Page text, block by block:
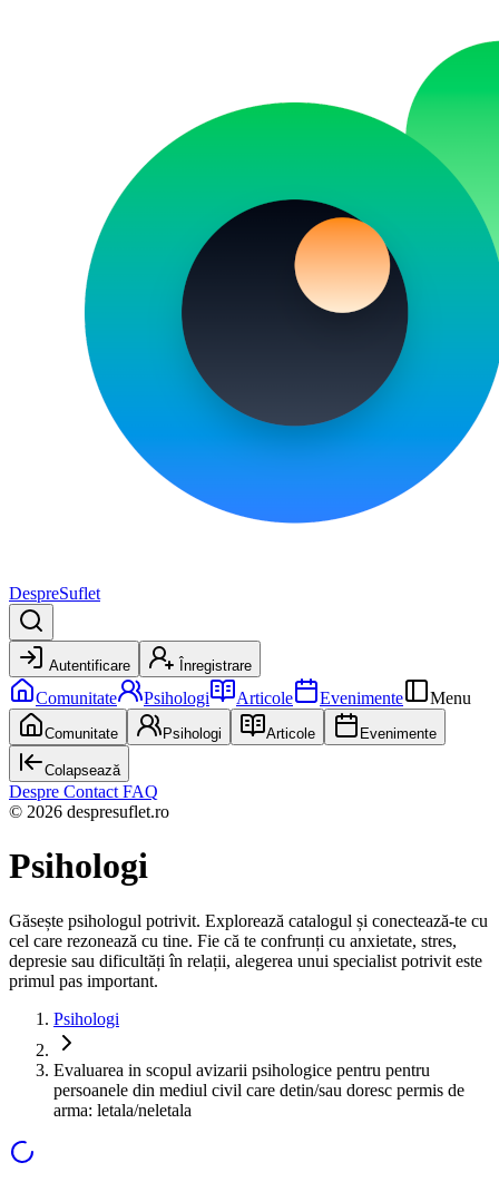
DespreSuflet
Autentificare Înregistrare
Comunitate Psihologi Articole Evenimente Menu
Comunitate Psihologi Articole Evenimente
Colapsează
Despre Contact FAQ
© 2026 despresuflet.ro
Psihologi
Găsește psihologul potrivit. Explorează catalogul și conectează-te cu
cel care rezonează cu tine. Fie că te confrunți cu anxietate, stres,
depresie sau dificultăți în relații, alegerea unui specialist potrivit este
primul pas important.
Psihologi
Evaluarea in scopul avizarii psihologice pentru pentru
persoanele din mediul civil care detin/sau doresc permis de
arma: letala/neletala